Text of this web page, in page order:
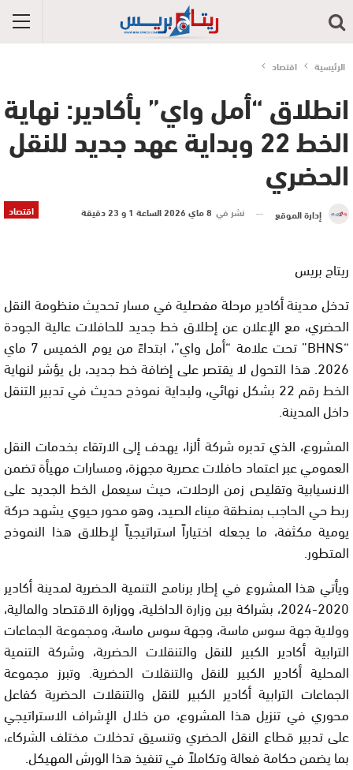
الرئيسية اقتصاد
انطلاق “أمل واي” بأكادير: نهاية
الخط 22 وبداية عهد جديد للنقل
الحضري
اقتصاد إدارة الموقع نشر في 8 ماي 2026 الساعة 1 و 23 دقيقة
ريتاج بريس
تدخل مدينة أكادير مرحلة مفصلية في مسار تحديث منظومة النقل
الحضري، مع الإعلان عن إطلاق خط جديد للحافلات عالية الجودة
“BHNS” تحت علامة “أمل واي”، ابتداءً من يوم الخميس 7 ماي
2026. هذا التحول لا يقتصر على إضافة خط جديد، بل يؤشر لنهاية
الخط رقم 22 بشكل نهائي، ولبداية نموذج حديث في تدبير التنقل
داخل المدينة.
المشروع، الذي تدبره شركة ألزا، يهدف إلى الارتقاء بخدمات النقل
العمومي عبر اعتماد حافلات عصرية مجهزة، ومسارات مهيأة تضمن
الانسيابية وتقليص زمن الرحلات، حيث سيعمل الخط الجديد على
ربط حي الحاجب بمنطقة ميناء الصيد، وهو محور حيوي يشهد حركة
يومية مكثفة، ما يجعله اختياراً استراتيجياً لإطلاق هذا النموذج
المتطور.
ويأتي هذا المشروع في إطار برنامج التنمية الحضرية لمدينة أكادير
2020-2024، بشراكة بين وزارة الداخلية، ووزارة الاقتصاد والمالية،
وولاية جهة سوس ماسة، وجهة سوس ماسة، ومجموعة الجماعات
الترابية أكادير الكبير للنقل والتنقلات الحضرية، وشركة التنمية
المحلية أكادير الكبير للنقل والتنقلات الحضرية. وتبرز مجموعة
الجماعات الترابية أكادير الكبير للنقل والتنقلات الحضرية كفاعل
محوري في تنزيل هذا المشروع، من خلال الإشراف الاستراتيجي
على تدبير قطاع النقل الحضري وتنسيق تدخلات مختلف الشركاء،
بما يضمن حكامة فعالة وتكاملاً في تنفيذ هذا الورش المهيكل.